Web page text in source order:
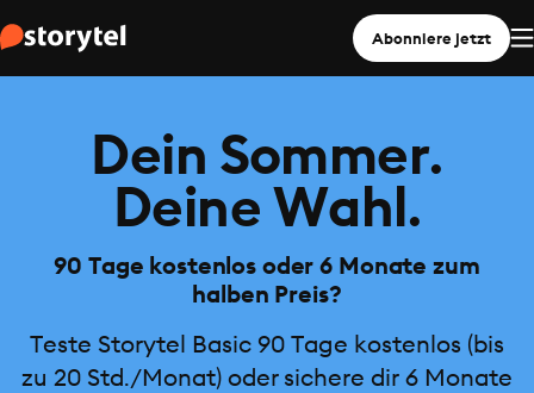
Abonniere jetzt
Dein Sommer.
Deine Wahl.
90 Tage kostenlos oder 6 Monate zum
halben Preis?
Teste Storytel Basic 90 Tage kostenlos (bis
zu 20 Std./Monat) oder sichere dir 6 Monate